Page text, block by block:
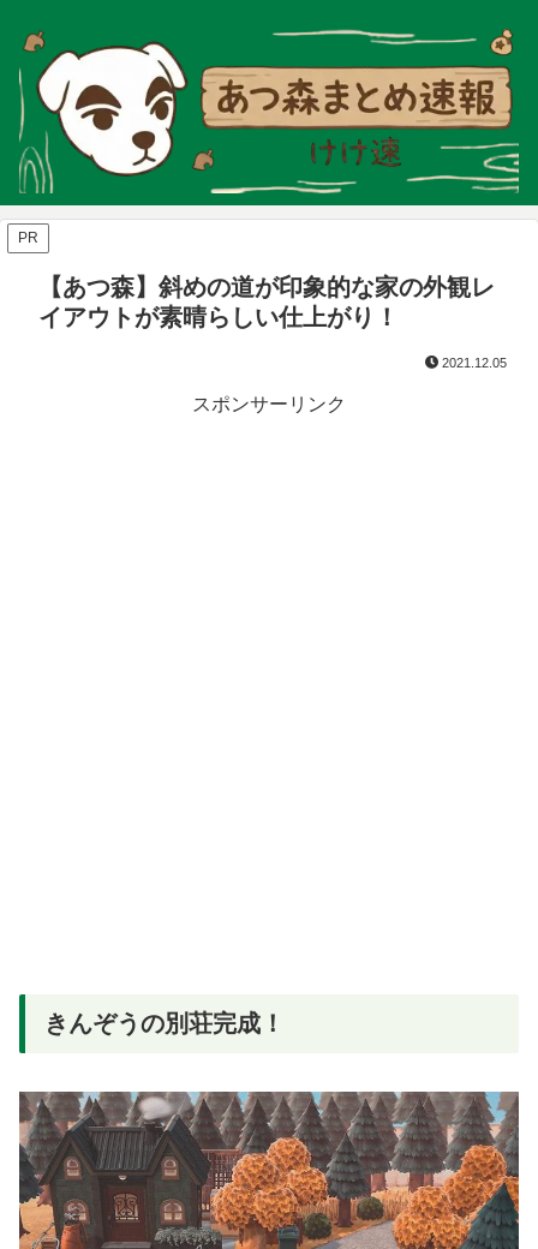
PR
【あつ森】斜めの道が印象的な家の外観レ
イアウトが素晴らしい仕上がり！
2021.12.05
スポンサーリンク
きんぞうの別荘完成！